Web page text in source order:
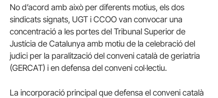
No d’acord amb això per diferents motius, els dos
sindicats signats, UGT i CCOO van convocar una
concentració a les portes del Tribunal Superior de
Justícia de Catalunya amb motiu de la celebració del
judici per la paralització del conveni català de geriatria
(GERCAT) i en defensa del conveni col·lectiu.
La incorporació principal que defensa el conveni català